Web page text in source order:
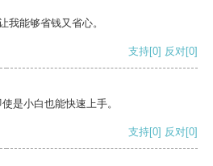
我能够省钱又省心。
支持[0] 反对[0]
是小白也能快速上手。
支持[0] 反对[0]